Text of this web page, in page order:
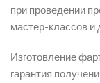
при проведении
мастер-классов и
Изготовление
гарантия